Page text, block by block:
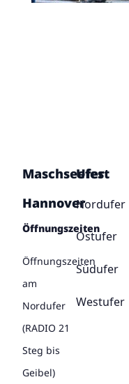
Maschseefest
Hannover
Öffnungszeiten
Öffnungszeiten
am
Nordufer
(RADIO 21
Steg bis
Geibel)
Ufer
Nordufer
Ostufer
Südufer
Westufer